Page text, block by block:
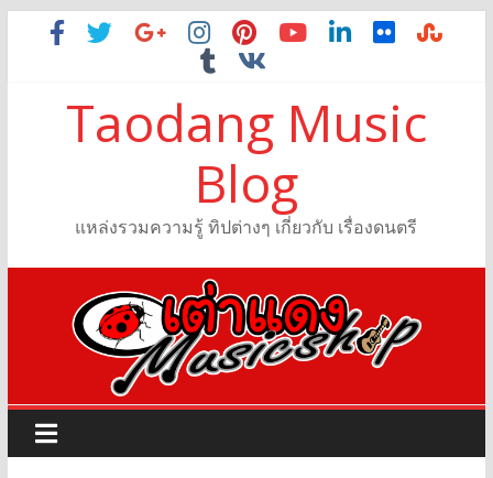
Taodang Music
Blog
แหล่งรวมความรู้ ทิปต่างๆ เกี่ยวกับ เรื่องดนตรี